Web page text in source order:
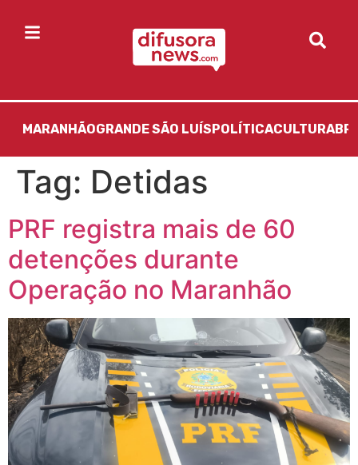
MARANHÃOGRANDE SÃO LUÍS POLÍTICACULTURA
Tag: Detidas
PRF registra mais de 60
detenções durante
Operação no Maranhão